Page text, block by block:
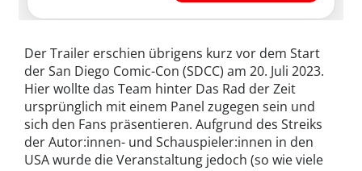
Der Trailer erschien übrigens kurz vor dem Start
der San Diego Comic-Con (SDCC) am 20. Juli 2023.
Hier wollte das Team hinter Das Rad der Zeit
ursprünglich mit einem Panel zugegen sein und
sich den Fans präsentieren. Aufgrund des Streiks
der Autor:innen- und Schauspieler:innen in den
USA wurde die Veranstaltung jedoch (so wie viele